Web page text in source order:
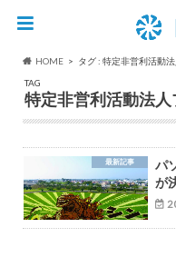
HOME
タグ : 特定非営利活動
TAG
特定非営利活動法
最新記事
パ
が